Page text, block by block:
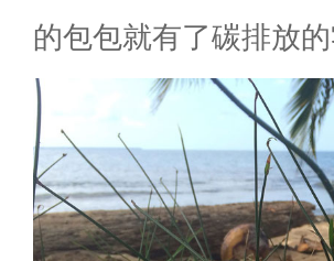
的包包就有了碳排放的